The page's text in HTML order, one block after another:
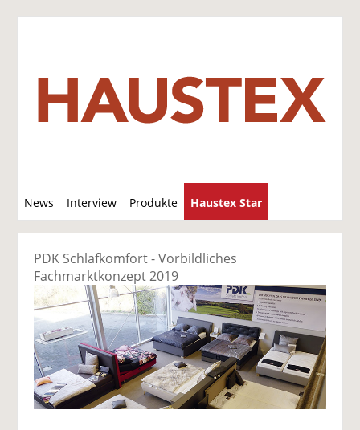
News Interview Produkte Haustex Star
u
c
PDK Schlafkomfort - Vorbildliches
Fachmarktkonzept 2019